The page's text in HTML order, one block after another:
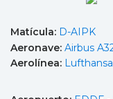
Matícula: D-AIPK
Aeronave: Airbus
Aerolínea: Lufthansa